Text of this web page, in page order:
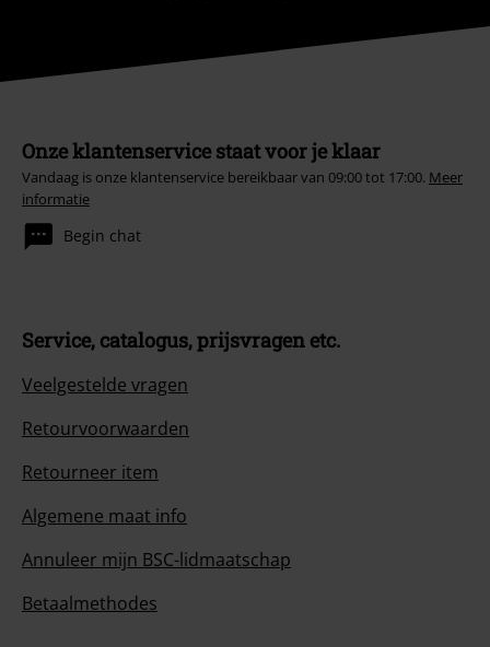
Onze klantenservice staat voor je klaar
Vandaag is onze klantenservice bereikbaar van 09:00 tot 17:00. Meer
informatie
Begin chat
Service, catalogus, prijsvragen etc.
Veelgestelde vragen
Retourvoorwaarden
Retourneer item
Algemene maat info
Annuleer mijn BSC-lidmaatschap
Betaalmethodes